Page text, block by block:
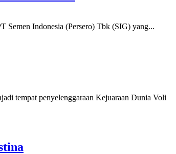
Semen Indonesia (Persero) Tbk (SIG) yang...
tempat penyelenggaraan Kejuaraan Dunia Voli